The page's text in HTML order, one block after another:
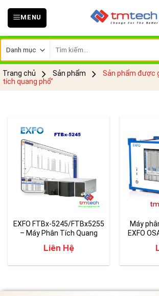
Skip
MENU
kiếm:
Trang chủ Sản phẩm
Sản phẩm được
tích quang phổ”
EXFO FTBx-5245/FTBx5255
– Máy Phân Tích Quang
Liên Hệ
Máy
EXFO